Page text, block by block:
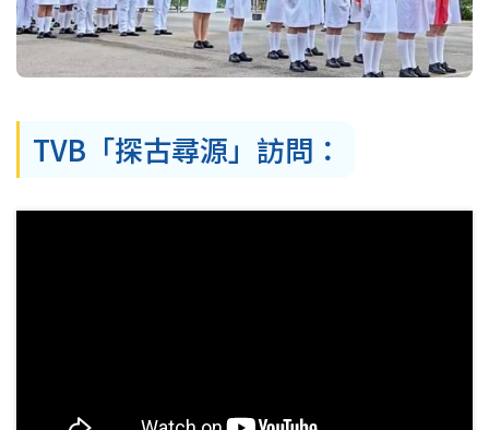
TVB「探古尋源」訪問：